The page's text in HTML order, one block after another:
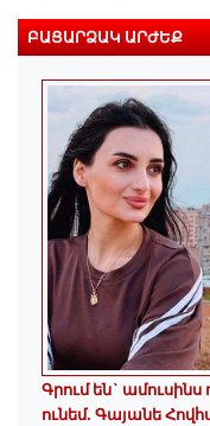
ԲԱՑԱՐՁԱԿ ԱՐԺԵՔ
Գրում են`
ունեմ. Գայանե